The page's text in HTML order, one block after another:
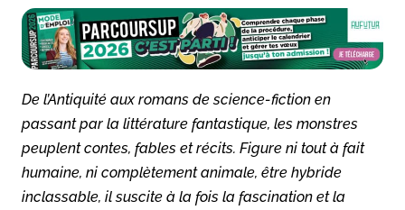
De l’Antiquité aux romans de science-fiction en
passant par la littérature fantastique, les monstres
peuplent contes, fables et récits. Figure ni tout à fait
humaine, ni complètement animale, être hybride
inclassable, il suscite à la fois la fascination et la